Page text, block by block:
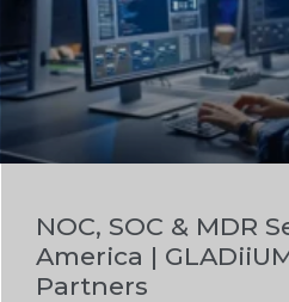
NOC, SOC & MDR
America |
Partners